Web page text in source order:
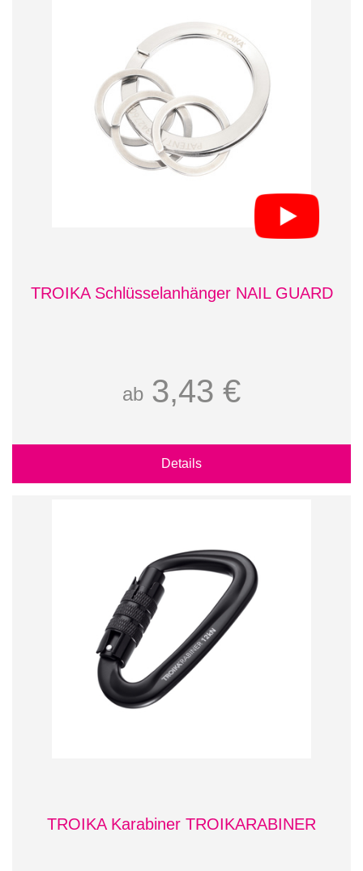
TROIKA Schlüsselanhänger NAIL GUARD
ab 3,43 €
Details
TROIKA Karabiner TROIKARABINER